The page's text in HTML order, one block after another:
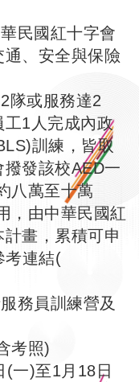
民國紅十字會
、安全與保險
隊或服務達2
1人完成內政
訓練，皆取
發該校AED一
八萬至十萬
，由中華民國紅
畫，累積可申
考連結(
務員訓練營及
考照)
(一)至1月18日